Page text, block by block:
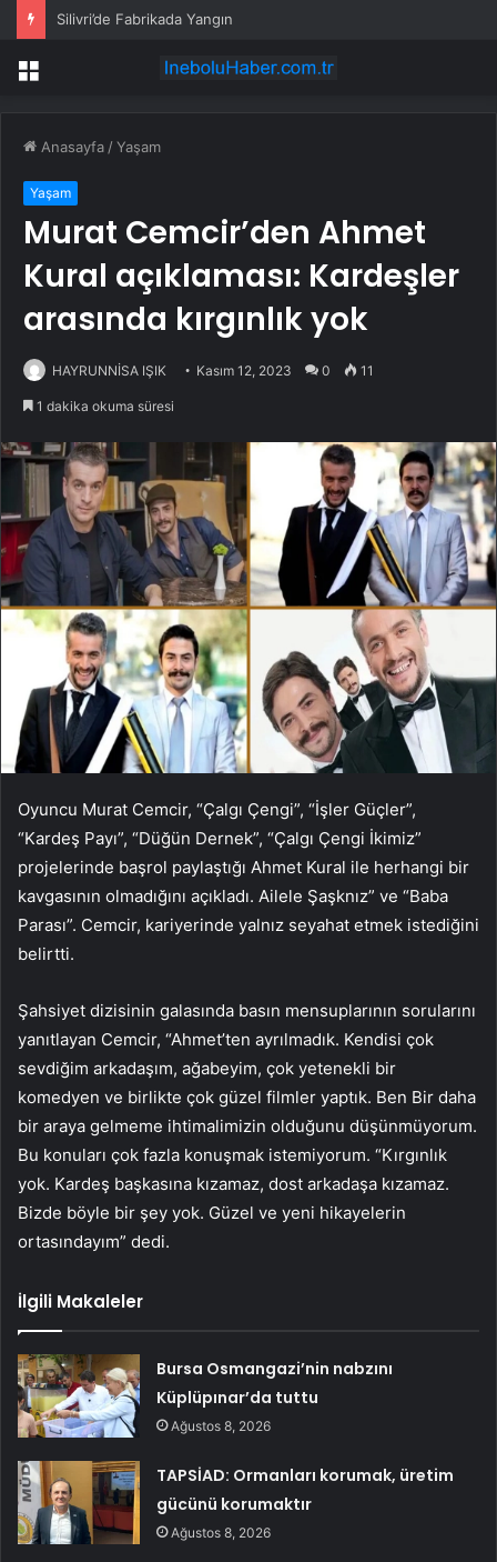
Silivri’de Fabrikada Yangın
Menü
Anasayfa /Yaşam
Yaşam
Murat Cemcir’den Ahmet
Kural açıklaması: Kardeşler
arasında kırgınlık yok
HAYRUNNİSA IŞIK Kasım 12, 2023 0 11
1 dakika okuma süresi
Oyuncu Murat Cemcir, “Çalgı Çengi”, “İşler Güçler”,
“Kardeş Payı”, “Düğün Dernek”, “Çalgı Çengi İkimiz”
projelerinde başrol paylaştığı Ahmet Kural ile herhangi bir
kavgasının olmadığını açıkladı. Ailele Şaşknız” ve “Baba
Parası”. Cemcir, kariyerinde yalnız seyahat etmek istediğini
belirtti.
Şahsiyet dizisinin galasında basın mensuplarının sorularını
yanıtlayan Cemcir, “Ahmet’ten ayrılmadık. Kendisi çok
sevdiğim arkadaşım, ağabeyim, çok yetenekli bir
komedyen ve birlikte çok güzel filmler yaptık. Ben Bir daha
bir araya gelmeme ihtimalimizin olduğunu düşünmüyorum.
Bu konuları çok fazla konuşmak istemiyorum. “Kırgınlık
yok. Kardeş başkasına kızamaz, dost arkadaşa kızamaz.
Bizde böyle bir şey yok. Güzel ve yeni hikayelerin
ortasındayım” dedi.
İlgili Makaleler
Bursa Osmangazi’nin nabzını
Küplüpınar’da tuttu
Ağustos 8, 2026
TAPSİAD: Ormanları korumak, üretim
gücünü korumaktır
Ağustos 8, 2026